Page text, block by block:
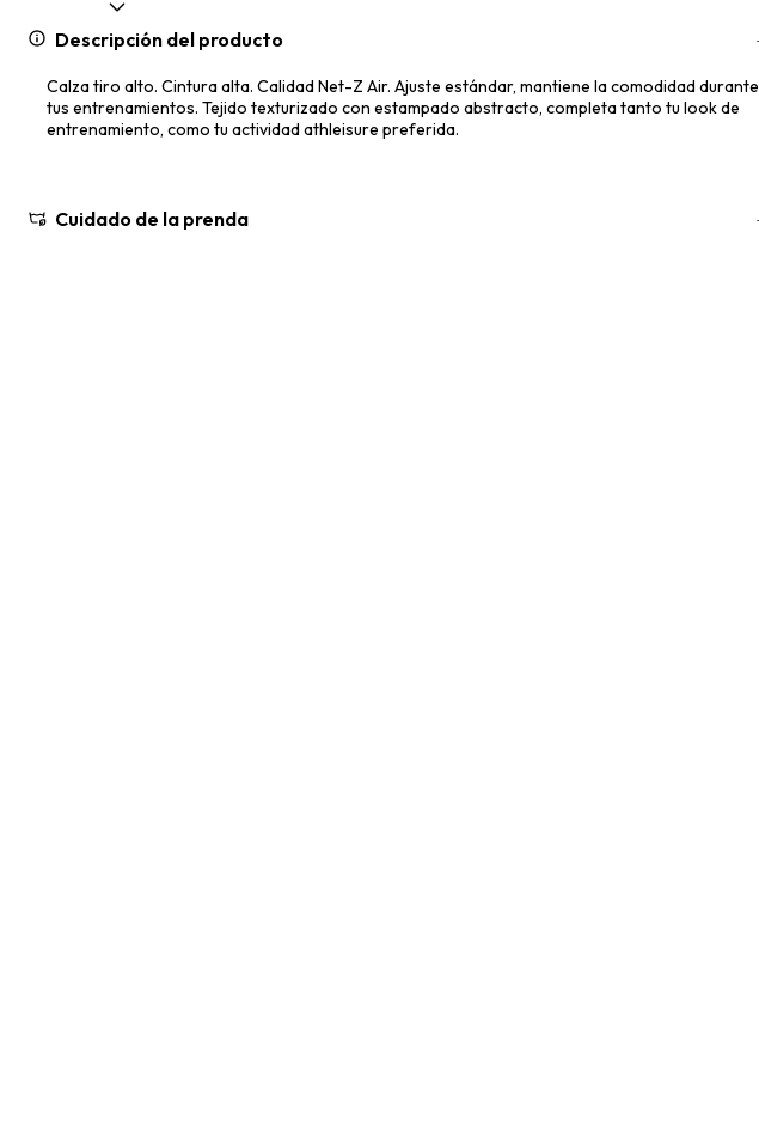
Descripción del producto
Calza tiro alto. Cintura alta. Calidad Net-Z Air. Ajuste estándar, mantiene la comodidad durante
tus entrenamientos. Tejido texturizado con estampado abstracto, completa tanto tu look de
entrenamiento, como tu actividad athleisure preferida.
Cuidado de la prenda